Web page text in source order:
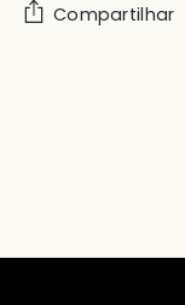
Compartilhar